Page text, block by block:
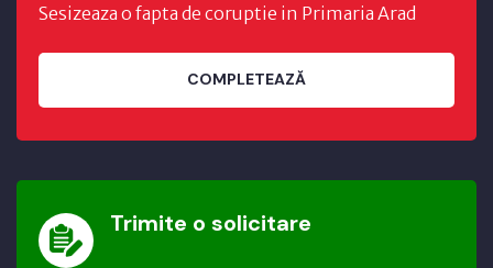
Sesizeaza o fapta de coruptie in Primaria Arad
COMPLETEAZĂ
Trimite o solicitare